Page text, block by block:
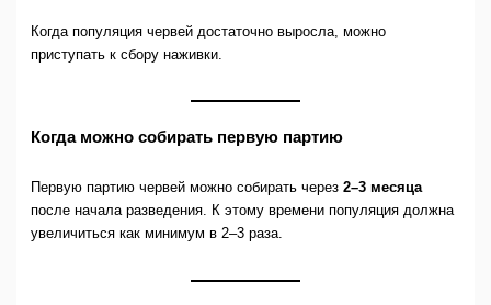
Когда популяция червей достаточно выросла, можно
приступать к сбору наживки.
Когда можно собирать первую партию
Первую партию червей можно собирать через 2–3 месяца
после начала разведения. К этому времени популяция должна
увеличиться как минимум в 2–3 раза.